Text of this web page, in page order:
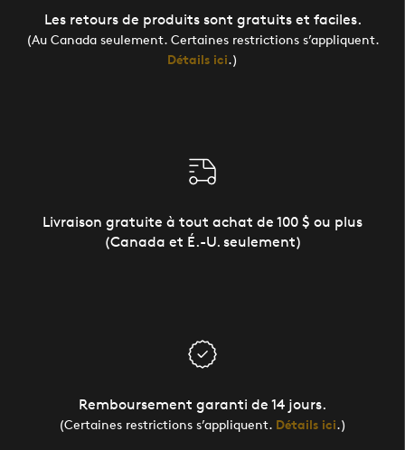
Les retours de produits sont gratuits et faciles.
(Au Canada seulement. Certaines restrictions s’appliquent.
Détails ici.)
Livraison gratuite à tout achat de 100 $ ou plus
(Canada et É.-U. seulement)
Remboursement garanti de 14 jours.
(Certaines restrictions s’appliquent. Détails ici.)